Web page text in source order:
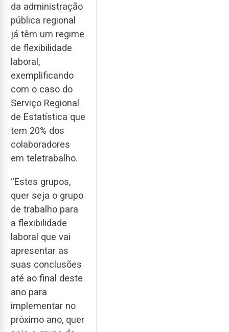
da administração
pública regional
já têm um regime
de flexibilidade
laboral,
exemplificando
com o caso do
Serviço Regional
de Estatística que
tem 20% dos
colaboradores
em teletrabalho.
“Estes grupos,
quer seja o grupo
de trabalho para
a flexibilidade
laboral que vai
apresentar as
suas conclusões
até ao final deste
ano para
implementar no
próximo ano, quer